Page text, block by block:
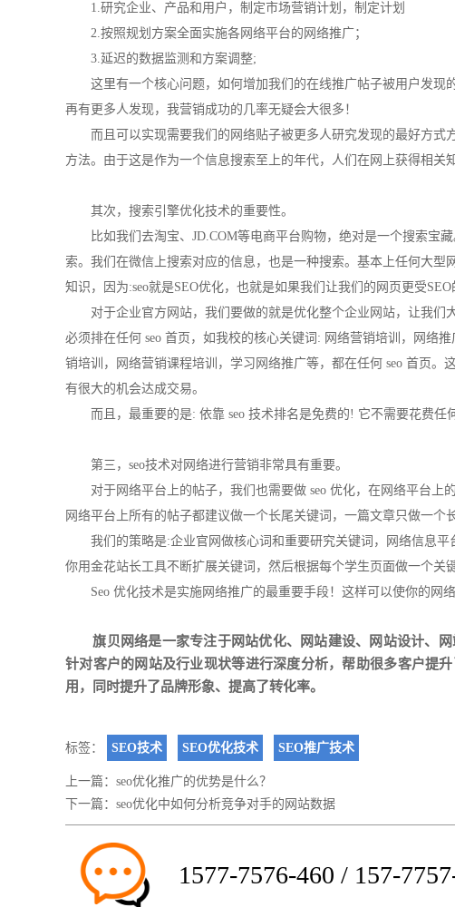
1.研究企业、产品和用户，制定市场营销计划，制定计划
2.按照规划方案全面实施各网络平台的网络推广；
3.延迟的数据监测和方案调整;
这里有一个核心问题，如何增加我们的在线推广帖子被用户发现
再有更多人发现，我营销成功的几率无疑会大很多！
而且可以实现需要我们的网络贴子被更多人研究发现的最好方式
方法。由于这是作为一个信息搜索至上的年代，人们在网上获得相关
其次，搜索引擎优化技术的重要性。
比如我们去淘宝、JD.COM等电商平台购物，绝对是一个搜索宝
索。我们在微信上搜索对应的信息，也是一种搜索。基本上任何大型
知识，因为:seo就是SEO优化，也就是如果我们让我们的网页更受SEO
对于企业官方网站，我们要做的就是优化整个企业网站，让我
必须排在任何 seo 首页，如我校的核心关键词: 网络营销培训，网络
销培训，网络营销课程培训，学习网络推广等，都在任何 seo 首页
有很大的机会达成交易。
而且，最重要的是: 依靠 seo 技术排名是免费的! 它不需要花费任
第三，seo技术对网络进行营销非常具有重要。
对于网络平台上的帖子，我们也需要做 seo 优化，在网络平台上
网络平台上所有的帖子都建议做一个长尾关键词，一篇文章只做一个
我们的策略是:企业官网做核心词和重要研究关键词，网络信息
你用金花站长工具不断扩展关键词，然后根据每个学生页面做一个关键
Seo 优化技术是实施网络推广的最重要手段！这样可以使你的网
旗贝网络是一家专注于网站优化、 网站建设、 网站设计、
针对客户的网站及行业现状等进行深度分析，帮助很多客户提
用，同时提升了品牌形象、提高了转化率。
标签： SEO技术 SEO优化技术 SEO推广技术
上一篇： seo优化推广的优势是什么？
下一篇： seo优化中如何分析竞争对手的网站数据
1577-7576-460 / 157-